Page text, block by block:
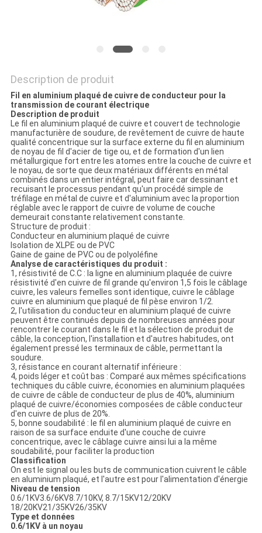
SITE
POLITIQUE
DE
CONFIDENTIALITÉ
Description de produit
Fil en aluminium plaqué de cuivre de conducteur pour la
transmission de courant électrique
Description de produit
Le fil en aluminium plaqué de cuivre et couvert de technologie
manufacturière de soudure, de revêtement de cuivre de haute
qualité concentrique sur la surface externe du fil en aluminium
de noyau de fil d'acier de tige ou, et de formation d'un lien
métallurgique fort entre les atomes entre la couche de cuivre et
le noyau, de sorte que deux matériaux différents en métal
combinés dans un entier intégral, peut faire car dessinant et
recuisant le processus pendant qu'un procédé simple de
tréfilage en métal de cuivre et d'aluminium avec la proportion
réglable avec le rapport de cuivre de volume de couche
demeurait constante relativement constante.
Structure de produit :
Conducteur en aluminium plaqué de cuivre
Isolation de XLPE ou de PVC
Gaine de gaine de PVC ou de polyoléfine
Analyse de caractéristiques du produit :
1, résistivité de C.C : la ligne en aluminium plaquée de cuivre
résistivité d'en cuivre de fil grande qu'environ 1,5 fois le câblage
cuivre, les valeurs femelles sont identique, cuivre le câblage
cuivre en aluminium que plaqué de fil pèse environ 1/2.
2, l'utilisation du conducteur en aluminium plaqué de cuivre
peuvent être continués depuis de nombreuses années pour
rencontrer le courant dans le fil et la sélection de produit de
câble, la conception, l'installation et d'autres habitudes, ont
également pressé les terminaux de câble, permettant la
soudure.
3, résistance en courant alternatif inférieure :
4, poids léger et coût bas : Comparé aux mêmes spécifications
techniques du câble cuivre, économies en aluminium plaquées
de cuivre de câble de conducteur de plus de 40%, aluminium
plaqué de cuivre/économies composées de câble conducteur
d'en cuivre de plus de 20%.
5, bonne soudabilité : le fil en aluminium plaqué de cuivre en
raison de sa surface enduite d'une couche de cuivre
concentrique, avec le câblage cuivre ainsi lui a la même
soudabilité, pour faciliter la production
Classification
On est le signal ou les buts de communication cuivrent le câble
en aluminium plaqué, et l'autre est pour l'alimentation d'énergie
Niveau de tension
0.6/1KV3.6/6KV8.7/10KV, 8.7/15KV12/20KV
18/20KV21/35KV26/35KV
Type et données
0.6/1KV à un noyau